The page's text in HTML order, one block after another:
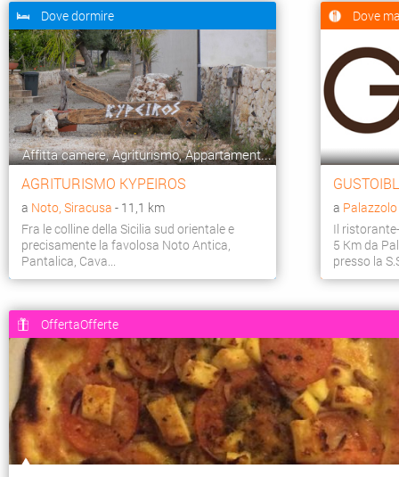
Dove dormire
Affitta camere, Agriturismo, Appartament...
AGRITURISMO KYPEIROS
a Noto, Siracusa - 11,1 km
Fra le colline della Sicilia sud orientale e
precisamente la favolosa Noto Antica,
Pantalica, Cava...
Dove
a
Il
5 Km da
presso la
OffertaOfferte